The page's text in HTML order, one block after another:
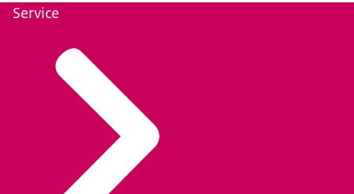
Service